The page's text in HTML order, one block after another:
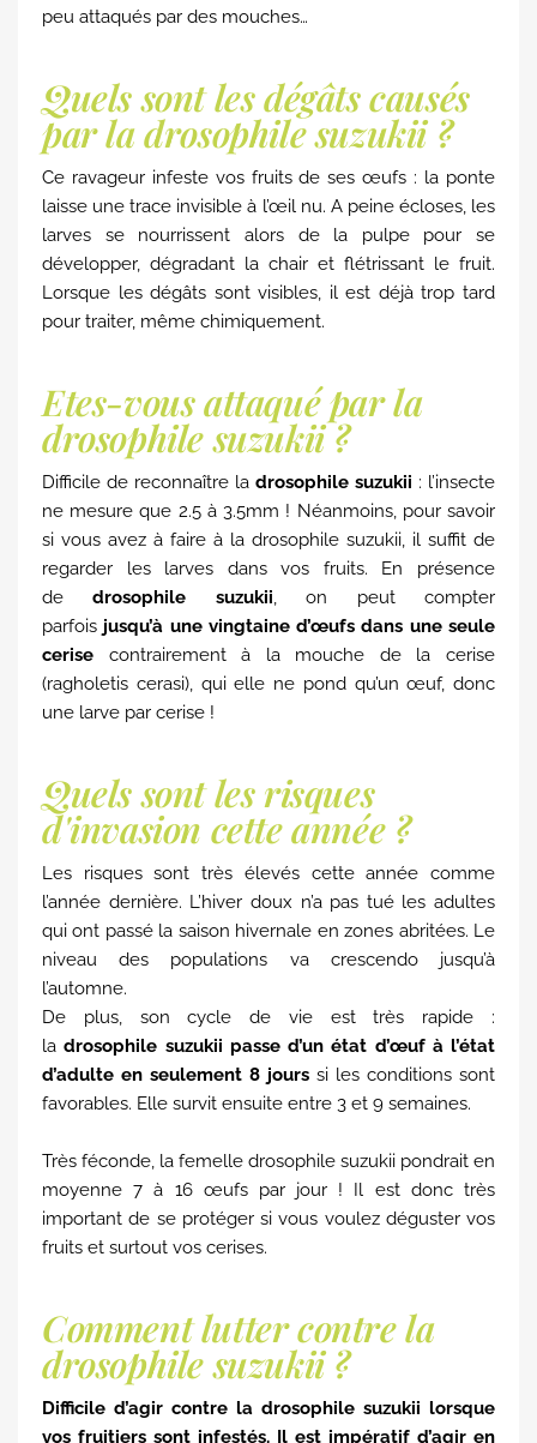
peu attaqués par des mouches…
Quels sont les dégâts causés
par la drosophile suzukii ?
Ce ravageur infeste vos fruits de ses œufs : la ponte
laisse une trace invisible à l’œil nu. A peine écloses, les
larves se nourrissent alors de la pulpe pour se
développer, dégradant la chair et flétrissant le fruit.
Lorsque les dégâts sont visibles, il est déjà trop tard
pour traiter, même chimiquement.
Etes-vous attaqué par la
drosophile suzukii ?
Difficile de reconnaître la drosophile suzukii : l’insecte
ne mesure que 2.5 à 3.5mm ! Néanmoins, pour savoir
si vous avez à faire à la drosophile suzukii, il suffit de
regarder les larves dans vos fruits. En présence
dedrosophile suzukii, on peut compter
parfois jusqu’à une vingtaine d’œufs dans une seule
cerise contrairement à la mouche de la cerise
(ragholetis cerasi), qui elle ne pond qu’un œuf, donc
une larve par cerise !
Quels sont les risques
d'invasion cette année ?
Les risques sont très élevés cette année comme
l’année dernière. L’hiver doux n’a pas tué les adultes
qui ont passé la saison hivernale en zones abritées. Le
niveau des populations va crescendo jusqu’à
l’automne.
De plus, son cycle de vie est très rapide :
ladrosophile suzukii passe d’un état d’œuf à l’état
d’adulte en seulement 8 jours si les conditions sont
favorables. Elle survit ensuite entre 3 et 9 semaines.
Très féconde, la femelle drosophile suzukii pondrait en
moyenne 7 à 16 œufs par jour ! Il est donc très
important de se protéger si vous voulez déguster vos
fruits et surtout vos cerises.
Comment lutter contre la
drosophile suzukii ?
Difficile d’agir contre la drosophile suzukii lorsque
vos fruitiers sont infestés. Il est impératif d’agir en